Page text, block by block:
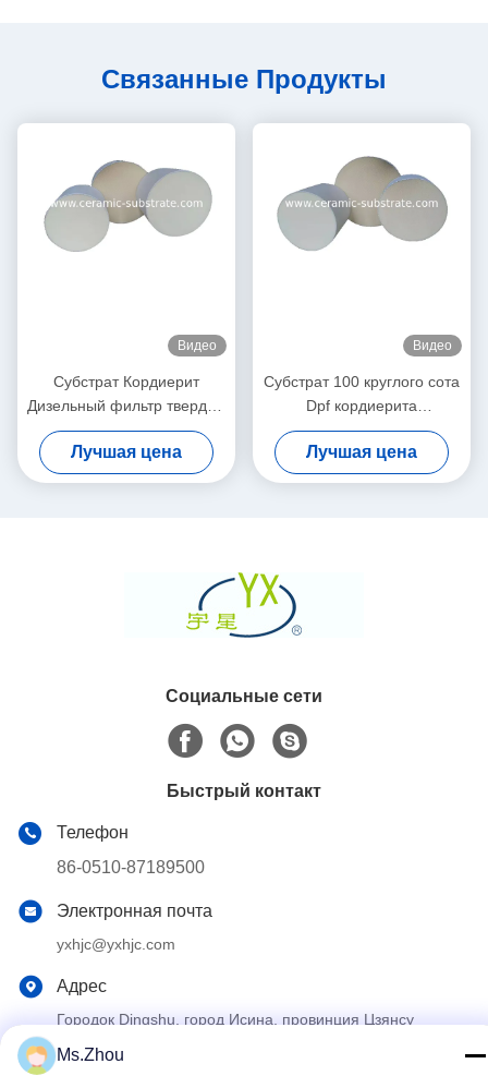
Связанные Продукты
Видео
Субстрат Кордиерит
Дизельный фильтр твердых
частиц Белый высокая
пористость
Лучшая цена
Видео
Субстрат 100 круглого сота
Dpf кордиерита
керамический плотность
200 клеток CPSI
Лучшая цена
Социальные сети
Быстрый контакт
Телефон
86-0510-87189500
Электронная почта
yxhjc@yxhjc.com
Адрес
Городок Dingshu, город Исина, провинция Цзянсу
Ms.Zhou